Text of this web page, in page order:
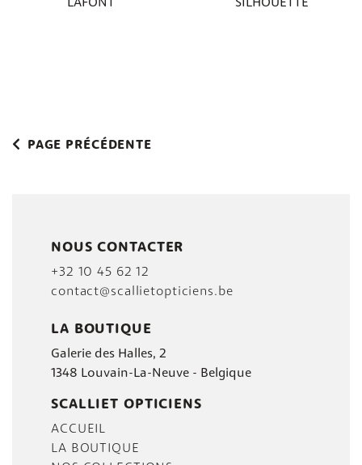
LAFONT SILHOUETTE
PAGE PRÉCÉDENTE
NOUS CONTACTER
+32 10 45 62 12
contact@scallietopticiens.be
LA BOUTIQUE
Galerie des Halles, 2
1348 Louvain-La-Neuve - Belgique
SCALLIET OPTICIENS
ACCUEIL
LA BOUTIQUE